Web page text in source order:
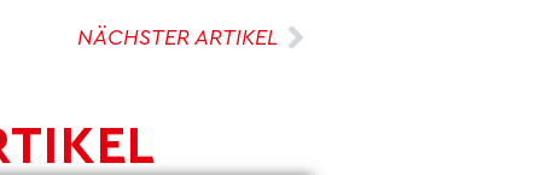
NÄCHSTER ARTIKEL